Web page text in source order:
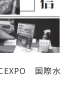
国際水